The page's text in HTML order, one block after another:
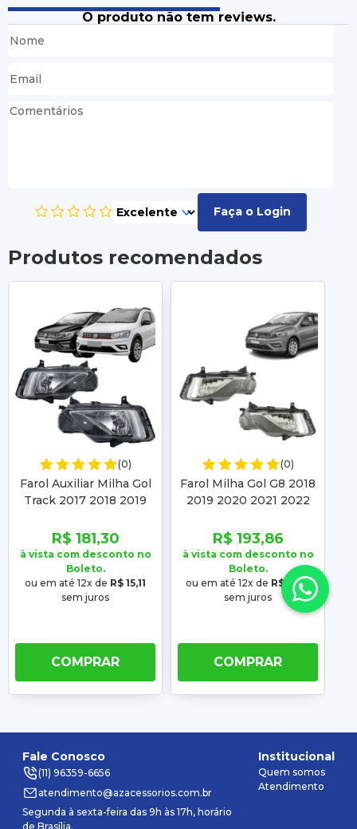
O produto não tem reviews.
Faça o Login
Produtos recomendados
(0)
Farol Auxiliar Milha Gol
Track 2017 2018 2019
2018 2019 2020 2021
2022
R$ 181,30
à vista com desconto no
Boleto.
ou em até 12x de R$ 15,11
sem juros
COMPRAR
(0)
Farol Milha Gol G8 2018
2019 2020 2021 2022
2019 2020 2021 2022
R$ 193,86
à vista com desconto no
Boleto.
ou em até 12x de R$ 16,16
sem juros
COMPRAR
Fale Conosco
(11) 96359-6656
atendimento@azacessorios.com.br
Segunda à sexta-feira das 9h às 17h, horário
de Brasília.
Institucional
Quem somos
Atendimento